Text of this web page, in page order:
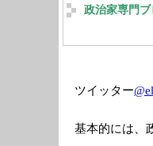
政治家専門ブ
ツイッター
基本的には、